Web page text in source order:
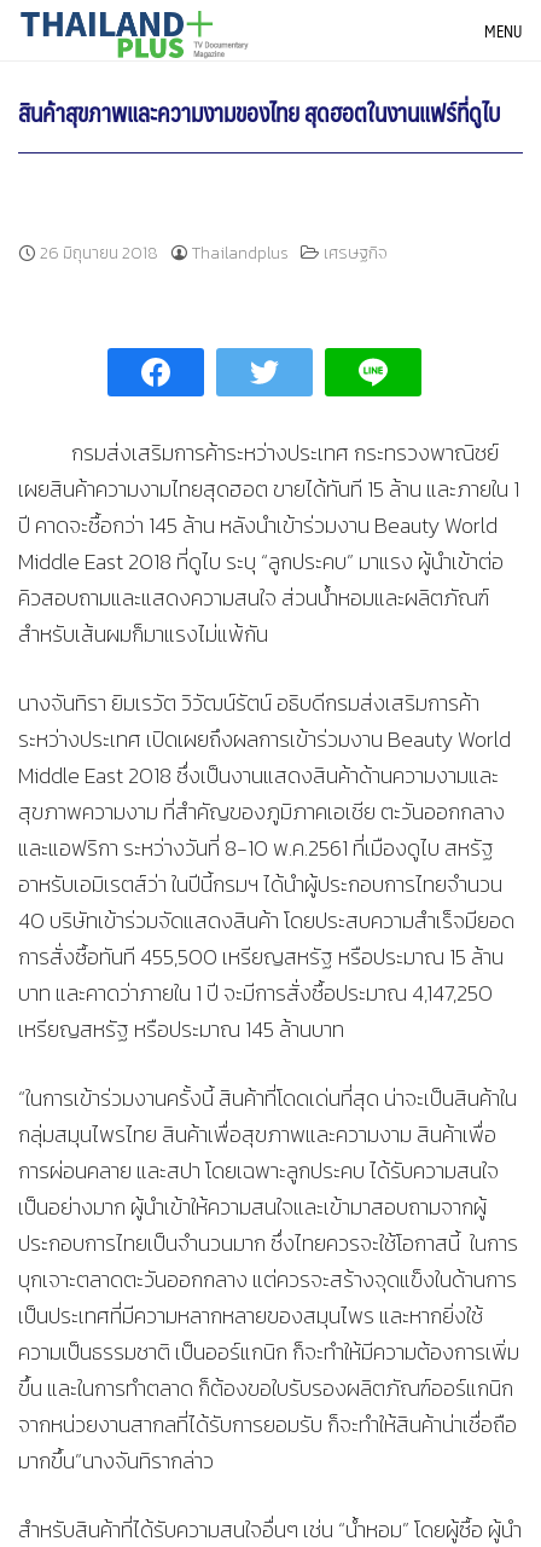
SkipTHAILANDPLUS NEWS MENU
สินค้าสุขภาพและความงามของไทย สุดฮอตในงานแฟร์ที่ดูไบ
26 มิถุนายน 2018 Thailandplus เศรษฐกิจ
กรมส่งเสริมการค้าระหว่างประเทศ กระทรวงพาณิชย์
เผยสินค้าความงามไทยสุดฮอต ขายได้ทันที 15 ล้าน และภายใน 1
ปี คาดจะซื้อกว่า 145 ล้าน หลังนำเข้าร่วมงาน Beauty World
Middle East 2018 ที่ดูไบ ระบุ “ลูกประคบ” มาแรง ผู้นำเข้าต่อ
คิวสอบถามและแสดงความสนใจ ส่วนน้ำหอมและผลิตภัณฑ์
สำหรับเส้นผมก็มาแรงไม่แพ้กัน
นางจันทิรา ยิมเรวัต วิวัฒน์รัตน์ อธิบดีกรมส่งเสริมการค้า
ระหว่างประเทศ เปิดเผยถึงผลการเข้าร่วมงาน Beauty World
Middle East 2018 ซึ่งเป็นงานแสดงสินค้าด้านความงามและ
สุขภาพความงาม ที่สำคัญของภูมิภาคเอเชีย ตะวันออกกลาง
และแอฟริกา ระหว่างวันที่ 8-10 พ.ค.2561 ที่เมืองดูไบ สหรัฐ
อาหรับเอมิเรตส์ว่า ในปีนี้กรมฯ ได้นำผู้ประกอบการไทยจำนวน
40 บริษัทเข้าร่วมจัดแสดงสินค้า โดยประสบความสำเร็จมียอด
การสั่งซื้อทันที 455,500 เหรียญสหรัฐ หรือประมาณ 15 ล้าน
บาท และคาดว่าภายใน 1 ปี จะมีการสั่งซื้อประมาณ 4,147,250
เหรียญสหรัฐ หรือประมาณ 145 ล้านบาท
“ในการเข้าร่วมงานครั้งนี้ สินค้าที่โดดเด่นที่สุด น่าจะเป็นสินค้าใน
กลุ่มสมุนไพรไทย สินค้าเพื่อสุขภาพและความงาม สินค้าเพื่อ
การผ่อนคลาย และสปา โดยเฉพาะลูกประคบ ได้รับความสนใจ
เป็นอย่างมาก ผู้นำเข้าให้ความสนใจและเข้ามาสอบถามจากผู้
ประกอบการไทยเป็นจำนวนมาก ซึ่งไทยควรจะใช้โอกาสนี้ ในการ
บุกเจาะตลาดตะวันออกกลาง แต่ควรจะสร้างจุดแข็งในด้านการ
เป็นประเทศที่มีความหลากหลายของสมุนไพร และหากยิ่งใช้
ความเป็นธรรมชาติ เป็นออร์แกนิก ก็จะทำให้มีความต้องการเพิ่ม
ขึ้น และในการทำตลาด ก็ต้องขอใบรับรองผลิตภัณฑ์ออร์แกนิก
จากหน่วยงานสากลที่ได้รับการยอมรับ ก็จะทำให้สินค้าน่าเชื่อถือ
มากขึ้น”นางจันทิรากล่าว
สำหรับสินค้าที่ได้รับความสนใจอื่นๆ เช่น “น้ำหอม” โดยผู้ซื้อ ผู้นำ